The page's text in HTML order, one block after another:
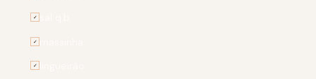
✓
✓
✓